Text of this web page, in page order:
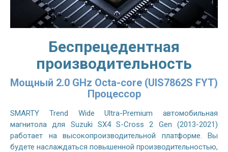
Беспрецедентная
производительность
Мощный 2.0 GHz Octa-core (UIS7862S FYT)
Процессор
SMARTY Trend Wide Ultra-Premium автомобильная
магнитола для Suzuki SX4 S-Cross 2 Gen (2013-2021)
работает на высокопроизводительной платформе. Вы
будете наслаждаться повышенной производительностью,